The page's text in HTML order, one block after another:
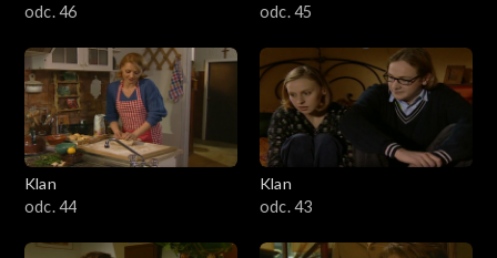
odc. 46
odc. 45
Klan
odc. 44
Klan
odc. 43